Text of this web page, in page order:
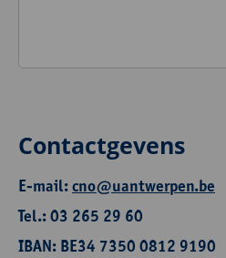
Contactgevens
E-mail:cno@uantwerpen.be
Tel.: 03 265 29 60
IBAN: BE34 7350 0812 9190